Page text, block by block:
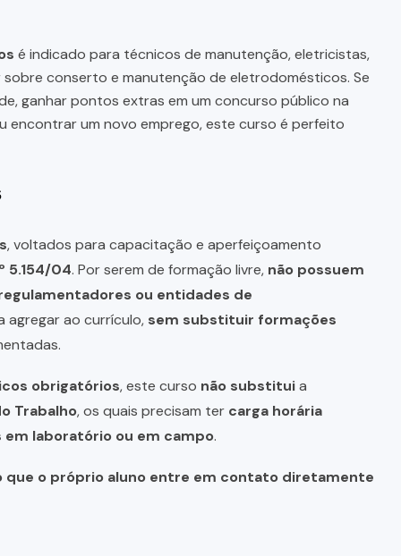
é indicado para técnicos de manutenção, eletricistas,
conserto e manutenção de eletrodomésticos. Se
ganhar pontos extras em um concurso público na
encontrar um novo emprego, este curso é perfeito
, voltados para capacitação e aperfeiçoamento
5.154/04. Por serem de formação livre, não possuem
ou entidades de
agregar ao currículo, sem substituir formações
obrigatórios, este curso não substituia
Trabalho, os quais precisam ter carga horária
laboratório ou em campo.
que o próprio aluno entre em contato diretamente